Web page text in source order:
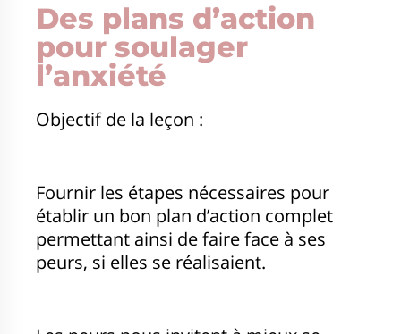
Des plans d’action
pour soulager
l’anxiété
Objectif de la leçon :
Fournir les étapes nécessaires pour
établir un bon plan d’action complet
permettant ainsi de faire face à ses
peurs, si elles se réalisaient.